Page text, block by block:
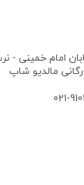
امام خمینی -
مالدیو شاپ
021-